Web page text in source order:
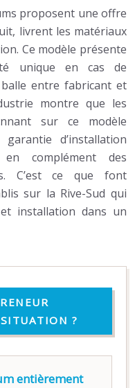
proposent une offre
livrent les matériaux
Ce modèle présente
unique en cas de
entre fabricant et
montre que les
sur ce modèle
d’installation
complément des
C’est ce que font
sur la Rive-Sud qui
installation dans un
?
entièrement